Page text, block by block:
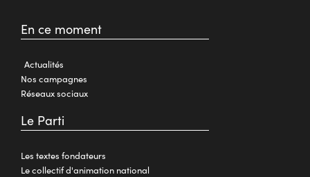
En ce moment
Actualités
Nos campagnes
Réseaux sociaux
Le Parti
Les textes fondateurs
Le collectif d'animation national